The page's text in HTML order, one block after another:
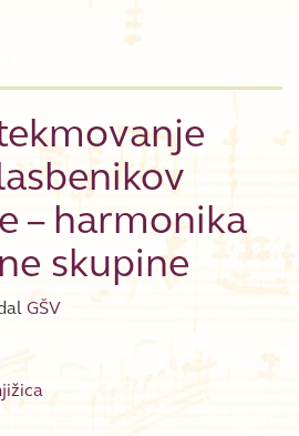
– harmonika
skupine
GŠV